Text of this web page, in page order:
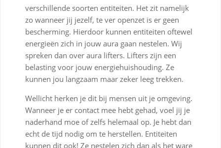
verschillende soorten entiteiten. Het zit namelijk
zo wanneer jij jezelf, te ver openzet is er geen
bescherming. Hierdoor kunnen entiteiten oftewel
energieën zich in jouw aura gaan nestelen. Wij
spreken dan over aura lifters. Lifters zijn een
belasting voor jouw energiehuishouding. Ze
kunnen jou langzaam maar zeker leeg trekken.
Wellicht herken je dit bij mensen uit je omgeving.
Wanneer je er contact mee hebt gehad, voel jij je
naderhand moe of zelfs helemaal op. Je hebt dan
echt de tijd nodig om te herstellen. Entiteiten
kunnen dit ook! Ze nestelen zich dan als het ware